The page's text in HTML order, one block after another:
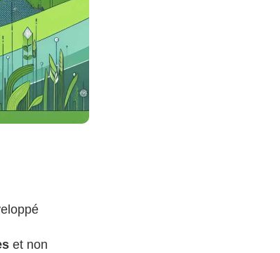
et non